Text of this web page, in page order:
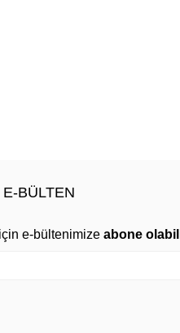
BÜLTEN
e-bültenimize abone